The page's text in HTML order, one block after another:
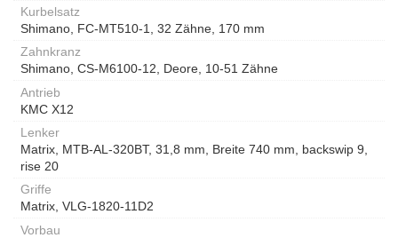
Kurbelsatz
Shimano, FC-MT510-1, 32 Zähne, 170 mm
Zahnkranz
Shimano, CS-M6100-12, Deore, 10-51 Zähne
Antrieb
KMC X12
Lenker
Matrix, MTB-AL-320BT, 31,8 mm, Breite 740 mm, backswip 9,
rise 20
Griffe
Matrix, VLG-1820-11D2
Vorbau